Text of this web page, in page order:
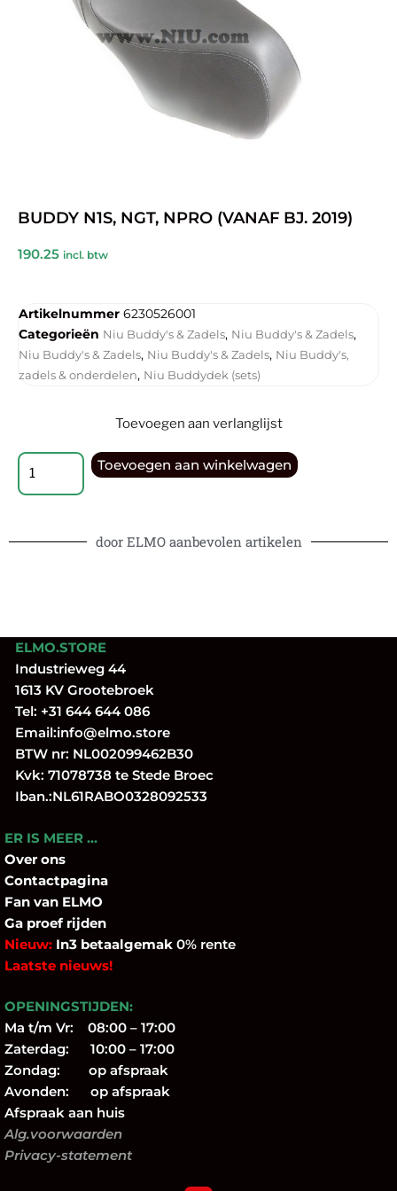
BUDDY N1S, NGT, NPRO (VANAF BJ. 2019)
190.25 incl. btw
Artikelnummer 6230526001
Categorieën Niu Buddy's & Zadels, Niu Buddy's & Zadels,
Niu Buddy's & Zadels, Niu Buddy's & Zadels, Niu Buddy's,
zadels & onderdelen, Niu Buddydek (sets)
Toevoegen aan verlanglijst
Toevoegen aan winkelwagen
door ELMO aanbevolen artikelen
ELMO.STORE
Industrieweg 44
1613 KV Grootebroek
Tel: +31 644 644 086
Email:info@elmo.store
BTW nr: NL002099462B30
Kvk: 71078738 te Stede Broec
Iban.:NL61RABO0328092533
ER IS MEER …
Over ons
Contactpagina
Fan van ELMO
Ga proef rijden
Nieuw: In3 betaalgemak 0% rente
Laatste nieuws!
OPENINGSTIJDEN:
Ma t/m Vr: 08:00 – 17:00
Zaterdag: 10:00 – 17:00
Zondag: op afspraak
Avonden: op afspraak
Afspraak aan huis
Alg.voorwaarden
Privacy-statement